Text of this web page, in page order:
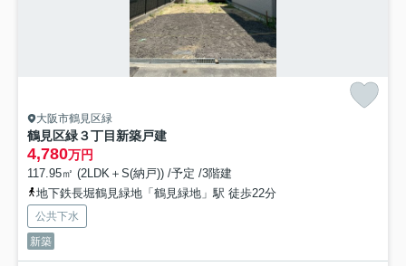
大阪市鶴見区緑
鶴見区緑３丁目新築戸建
4,780万円
117.95㎡ (2LDK＋S(納戸)) /予定 /3階建
地下鉄長堀鶴見緑地「鶴見緑地」駅 徒歩22分
公共下水
新築